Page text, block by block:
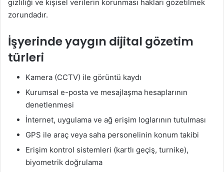
gizliliği ve kişisel verilerin korunması hakları gözetilmek
zorundadır.
İşyerinde yaygın dijital gözetim
türleri
Kamera (CCTV) ile görüntü kaydı
Kurumsal e-posta ve mesajlaşma hesaplarının
denetlenmesi
İnternet, uygulama ve ağ erişim loglarının tutulması
GPS ile araç veya saha personelinin konum takibi
Erişim kontrol sistemleri (kartlı geçiş, turnike),
biyometrik doğrulama